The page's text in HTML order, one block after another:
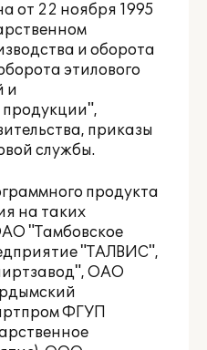
от 22 ноября 1995
и оборота
этилового
и
приказы
службы.
продукта
на таких
"Тамбовское
"ТАЛВИС",
ОАО
ФГУП